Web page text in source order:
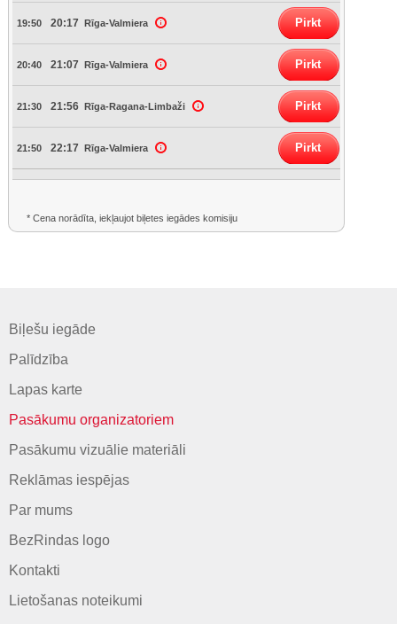
19:50 20:17 Rīga-Valmiera Pirkt
20:40 21:07 Rīga-Valmiera Pirkt
21:30 21:56 Rīga-Ragana-Limbaži Pirkt
21:50 22:17 Rīga-Valmiera Pirkt
* Cena norādīta, iekļaujot biļetes iegādes komisiju
Biļešu iegāde
Palīdzība
Lapas karte
Pasākumu organizatoriem
Pasākumu vizuālie materiāli
Reklāmas iespējas
Par mums
BezRindas logo
Kontakti
Lietošanas noteikumi